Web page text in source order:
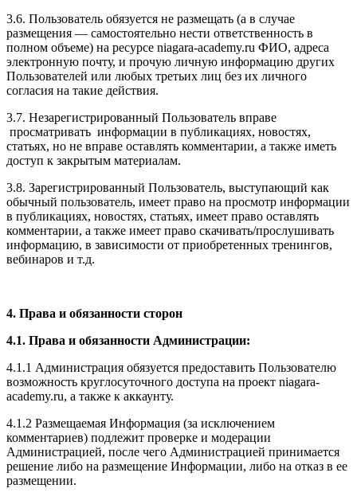
3.6. Пользователь обязуется не размещать (а в случае
размещения — самостоятельно нести ответственность в
полном объеме) на ресурсе niagara-academy.ru ФИО, адреса
электронную почту, и прочую личную информацию других
Пользователей или любых третьих лиц без их личного
согласия на такие действия.
3.7. Незарегистрированный Пользователь вправе
просматривать информации в публикациях, новостях,
статьях, но не вправе оставлять комментарии, а также иметь
доступ к закрытым материалам.
3.8. Зарегистрированный Пользователь, выступающий как
обычный пользователь, имеет право на просмотр информации
в публикациях, новостях, статьях, имеет право оставлять
комментарии, а также имеет право скачивать/прослушивать
информацию, в зависимости от приобретенных тренингов,
вебинаров и т.д.
4. Права и обязанности сторон
4.1. Права и обязанности Администрации:
4.1.1 Администрация обязуется предоставить Пользователю
возможность круглосуточного доступа на проект niagara-
academy.ru, а также к аккаунту.
4.1.2 Размещаемая Информация (за исключением
комментариев) подлежит проверке и модерации
Администрацией, после чего Администрацией принимается
решение либо на размещение Информации, либо на отказ в ее
размещении.